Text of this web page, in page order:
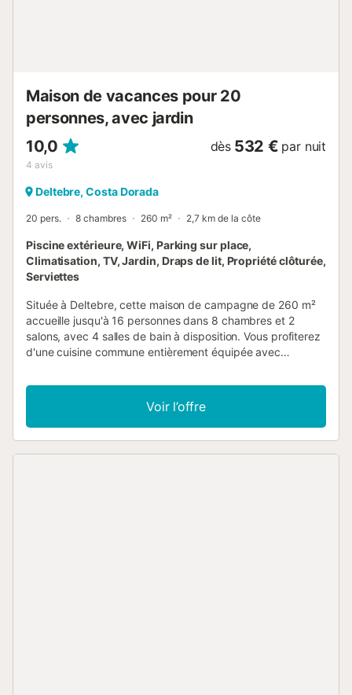
Maison de vacances pour 20
personnes, avec jardin
10,0
4 avis
dès 532 € par nuit
Deltebre, Costa Dorada
20 pers. 8 chambres 260 m² 2,7 km de la côte
Piscine extérieure, WiFi, Parking sur place,
Climatisation, TV, Jardin, Draps de lit, Propriété clôturée,
Serviettes
Située à Deltebre, cette maison de campagne de 260 m²
accueille jusqu'à 16 personnes dans 8 chambres et 2
salons, avec 4 salles de bain à disposition. Vous profiterez
d'une cuisine commune entièrement équipée avec
adapté aux appels vidéo, la climatisation, une télévision
avec vidéo à la demande, un lave-linge et un accès de
plain-pied. Vous trouverez également de l'huile d'olive, de
la confiture et du miel maison à déguster. À l'extérieur,
Voir l’offre